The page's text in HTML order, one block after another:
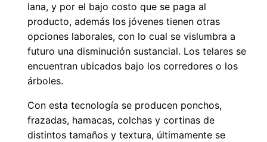
lana, y por el bajo costo que se paga al
producto, además los jóvenes tienen otras
opciones laborales, con lo cual se vislumbra a
futuro una disminución sustancial. Los telares se
encuentran ubicados bajo los corredores o los
árboles.
Con esta tecnología se producen ponchos,
frazadas, hamacas, colchas y cortinas de
distintos tamaños y textura, últimamente se